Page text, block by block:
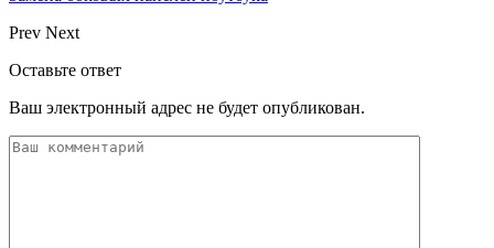
Prev Next
Оставьте ответ
Ваш электронный адрес не будет опубликован.